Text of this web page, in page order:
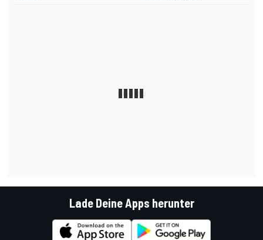
Lade Deine Apps herunter